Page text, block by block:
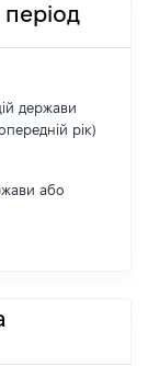
період
держави
рік)
або